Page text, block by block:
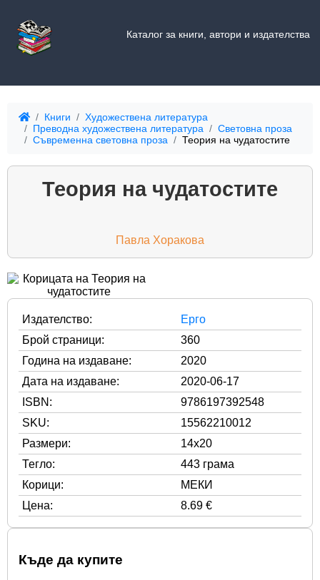
Каталог за книги, автори и издателства
Книги
Художествена литература
Преводна художествена литература
Световна проза
Съвременна световна проза
Теория на чудатостите
Теория на чудатостите
Павла Хоракова
Издателство:
Ерго
Брой страници:
360
Година на издаване:
2020
Дата на издаване:
2020-06-17
ISBN:
9786197392548
SKU:
15562210012
Размери:
14x20
Тегло:
443 грама
Корици:
МЕКИ
Цена:
8.69 €
Къде да купите